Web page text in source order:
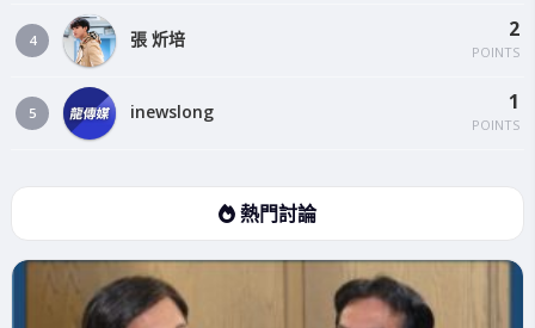
4 張 炘培 2
POINTS
5 inewslong 1
POINTS
熱門討論